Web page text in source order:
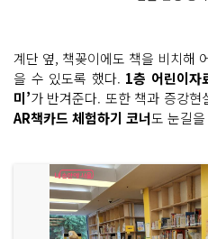
계단 옆, 책꽂이에도 책을 비치해
을 수 있도록 했다. 1층 어린이자
미’가 반겨준다. 또한 책과 증강현
AR책카드 체험하기 코너도 눈길